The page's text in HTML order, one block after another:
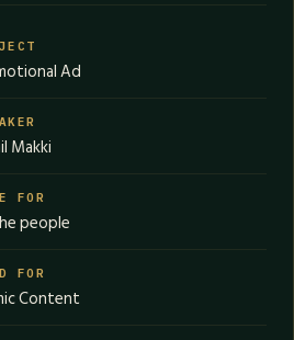
Ad
Makki
FOR
people
FOR
Content